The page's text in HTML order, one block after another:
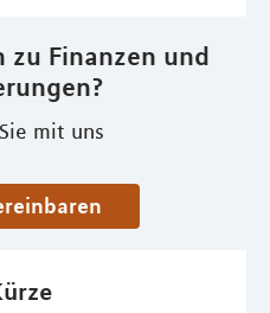
zu Finanzen und
mit uns